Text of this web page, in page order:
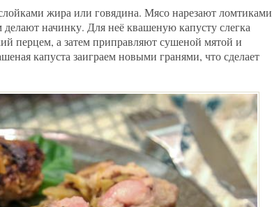
жира или говядина. Мясо нарезают ломтиками
начинку. Для неё квашеную капусту слегка
перцем, а затем приправляют сушеной мятой и
капуста заиграем новыми гранями, что сделает